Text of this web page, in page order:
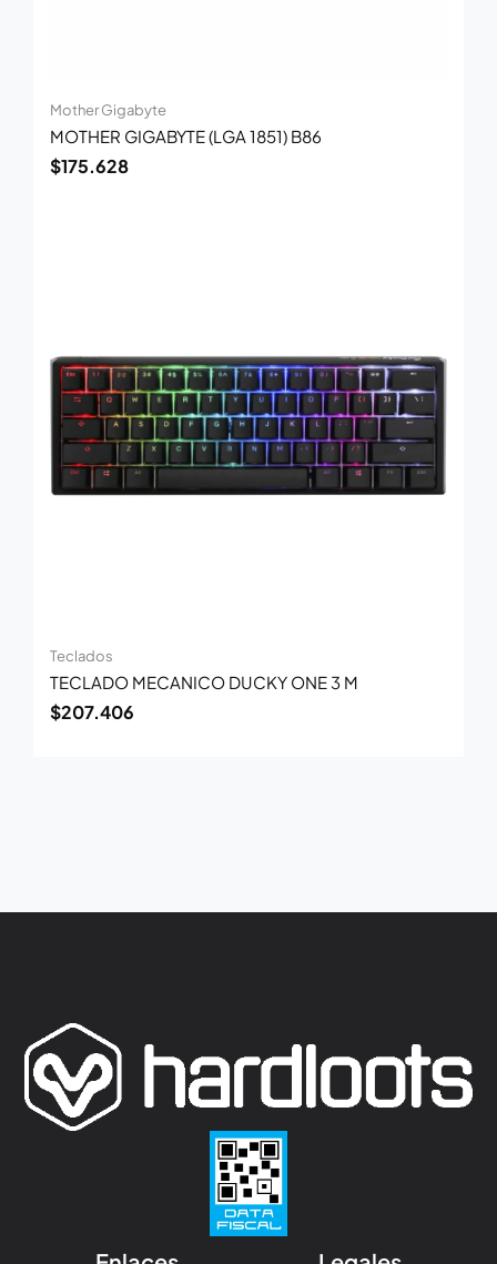
Mother Gigabyte
MOTHER GIGABYTE (LGA 1851) B86
$175.628
Teclados
TECLADO MECANICO DUCKY ONE 3 M
$207.406